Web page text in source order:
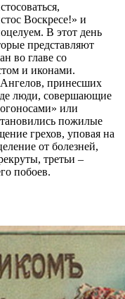
Воскресе!» и
В этот день
представляют
во главе со
и иконами.
принесших
люди, совершающие
или
пожилые
грехов, уповая на
от болезней,
третьи –
побоев.